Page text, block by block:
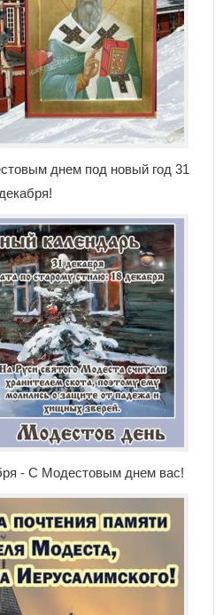
днем под новый год 31
декабря!
- С Модестовым днем вас!